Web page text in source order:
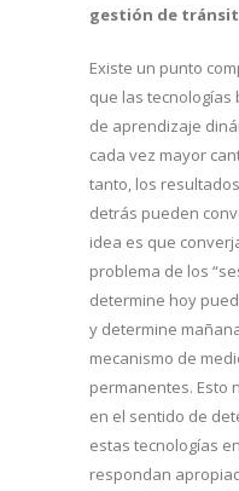
gestión de
Existe un punto
que las tecnologías
de aprendizaje
cada vez mayor
tanto, los
detrás pueden
idea es que
problema de los
determine hoy
y determine
mecanismo de
permanentes. Esto
en el sentido de
estas tecnologías
respondan